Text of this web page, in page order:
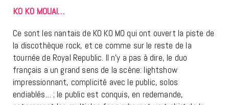
KO KO MOUAI…
Ce sont les nantais de KO KO MO qui ont ouvert la piste de
la discothèque rock, et ce comme sur le reste de la
tournée de Royal Republic. Il n’y a pas à dire, le duo
français a un grand sens de la scène: lightshow
impressionnant, complicité avec le public, solos
endiablés… ; le public est conquis, en redemande,